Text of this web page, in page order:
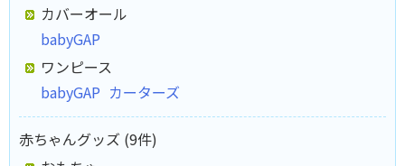
カバーオール
babyGAP
ワンピース
babyGAP カーターズ
赤ちゃんグッズ (9件)